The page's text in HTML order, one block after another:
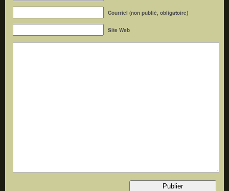
Courriel (non publié, obligatoire)
Site Web